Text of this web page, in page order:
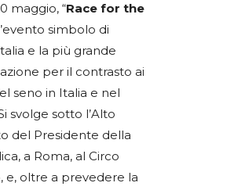
maggio, “Race for the
simbolo di
e la più grande
per il contrasto ai
seno in Italia e nel
svolge sotto l’Alto
del Presidente della
a Roma, al Circo
e, oltre a prevedere la